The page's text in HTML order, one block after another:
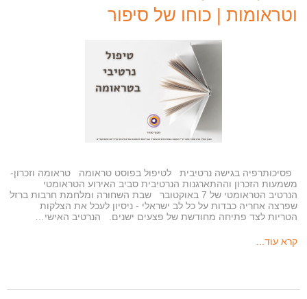
וטראומות | כוחו של סיפור
פסיכותרפיה בגישה נרטיבית לטיפול בפוסט טראומה טראומה וזכרון-
משמעות הזכרון וההתארגנות הנרטיבית סביב האירוע הטראומטי
הנרטיב הטראומטי של 7 באוקטובר שבת השחורה ומלחמת חרבות ברזל
שפרצה אחריה כבדות על כל לב ישראלי - ניסיון לעכל את הצלקות
הטריות לצד פתיחה מחודשת של פצעים ישנים. הנרטיב האישי…
קרא עוד...